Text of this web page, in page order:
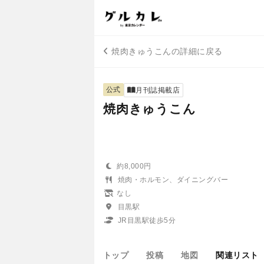
焼肉きゅうこんの詳細に戻る
公式 月刊誌掲載店
焼肉きゅうこん
約8,000円
焼肉・ホルモン、ダイニングバー
なし
目黒駅
JR目黒駅徒歩5分
トップ 投稿 地図 関連リスト